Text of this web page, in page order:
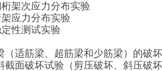
架次应力分布实验
应力分布实验
性测试实验
（适筋梁、超筋梁和少筋梁）的破
截面破坏试验（剪压破坏、斜压破